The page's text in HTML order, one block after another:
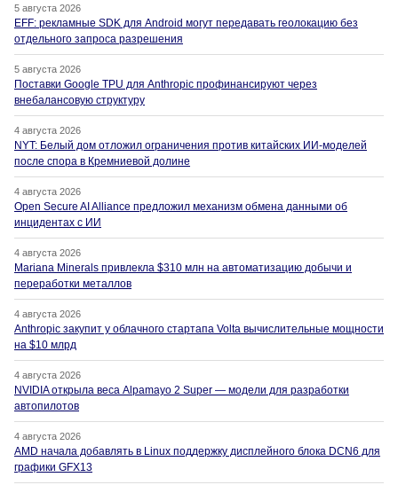
5 августа 2026
EFF: рекламные SDK для Android могут передавать геолокацию без
отдельного запроса разрешения
5 августа 2026
Поставки Google TPU для Anthropic профинансируют через
внебалансовую структуру
4 августа 2026
NYT: Белый дом отложил ограничения против китайских ИИ-моделей
после спора в Кремниевой долине
4 августа 2026
Open Secure AI Alliance предложил механизм обмена данными об
инцидентах с ИИ
4 августа 2026
Mariana Minerals привлекла $310 млн на автоматизацию добычи и
переработки металлов
4 августа 2026
Anthropic закупит у облачного стартапа Volta вычислительные мощности
на $10 млрд
4 августа 2026
NVIDIA открыла веса Alpamayo 2 Super — модели для разработки
автопилотов
4 августа 2026
AMD начала добавлять в Linux поддержку дисплейного блока DCN6 для
графики GFX13